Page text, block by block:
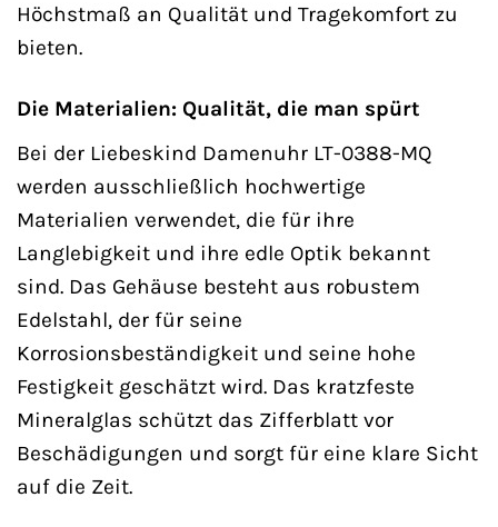
Höchstmaß an Qualität und Tragekomfort zu
bieten.
Die Materialien: Qualität, die man spürt
Bei der Liebeskind Damenuhr LT-0388-MQ
werden ausschließlich hochwertige
Materialien verwendet, die für ihre
Langlebigkeit und ihre edle Optik bekannt
sind. Das Gehäuse besteht aus robustem
Edelstahl, der für seine
Korrosionsbeständigkeit und seine hohe
Festigkeit geschätzt wird. Das kratzfeste
Mineralglas schützt das Zifferblatt vor
Beschädigungen und sorgt für eine klare Sicht
auf die Zeit.